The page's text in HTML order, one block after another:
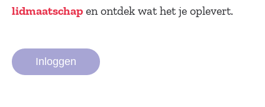
lidmaatschap en ontdek wat het je oplevert.
Inloggen